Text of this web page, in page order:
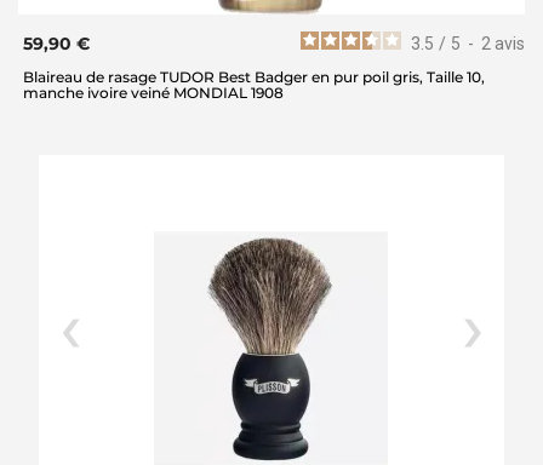
3.5 / 5 - 2 avis
59,90 €
Blaireau de rasage TUDOR Best Badger en pur poil gris, Taille 10,
manche ivoire veiné MONDIAL 1908